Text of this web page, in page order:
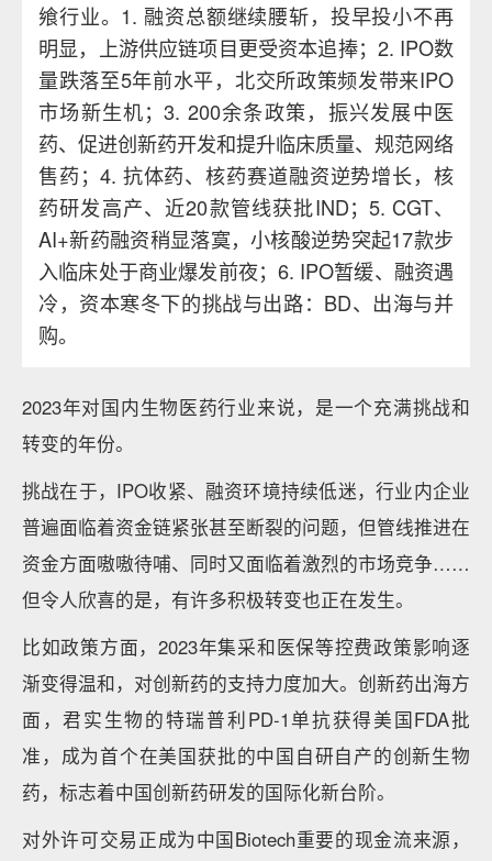
飨行业。1. 融资总额继续腰斩，投早投小不再
明显，上游供应链项目更受资本追捧；2. IPO数
量跌落至5年前水平，北交所政策频发带来IPO
市场新生机；3. 200余条政策，振兴发展中医
药、促进创新药开发和提升临床质量、规范网络
售药；4. 抗体药、核药赛道融资逆势增长，核
药研发高产、近20款管线获批IND；5. CGT、
AI+新药融资稍显落寞，小核酸逆势突起17款步
入临床处于商业爆发前夜；6. IPO暂缓、融资遇
冷，资本寒冬下的挑战与出路：BD、出海与并
购。
2023年对国内生物医药行业来说，是一个充满挑战和
转变的年份。
挑战在于，IPO收紧、融资环境持续低迷，行业内企业
普遍面临着资金链紧张甚至断裂的问题，但管线推进在
资金方面嗷嗷待哺、同时又面临着激烈的市场竞争……
但令人欣喜的是，有许多积极转变也正在发生。
比如政策方面，2023年集采和医保等控费政策影响逐
渐变得温和，对创新药的支持力度加大。创新药出海方
面，君实生物的特瑞普利PD-1单抗获得美国FDA批
准，成为首个在美国获批的中国自研自产的创新生物
药，标志着中国创新药研发的国际化新台阶。
对外许可交易正成为中国Biotech重要的现金流来源，